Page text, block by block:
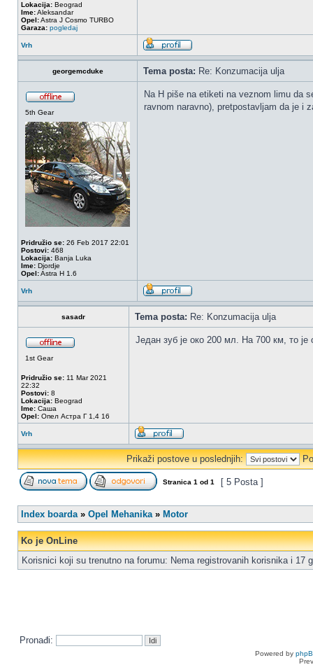
Lokacija: Beograd
Ime:Aleksandar
Opel:Astra J Cosmo TURBO
Garaza: pogledaj
Vrh
georgemcduke Tema posta: Re: Konzumacija ulja
5th Gear
Pridružio se: 26 Feb 2017 22:01
Postovi: 468
Lokacija: Banja Luka
Ime: Djordje
Opel:Astra H 1.6
Na H piše na etiketi na veznom limu da
ravnom naravno), pretpostavljam da je i
Vrh
sasadr Tema posta: Re: Konzumacija ulja
1st Gear
Pridružio se: 11 Mar 2021
22:32
Postovi: 8
Lokacija: Beograd
Ime: Саша
Opel: Опел Астра Г 1,4 16
Један зуб је око 200 мл. На 700 км, то је
Vrh
Prikaži postove u poslednjih:
Stranica 1 od 1 [ 5 Posta ]
Index boarda» Opel Mehanika» Motor
Ko je OnLine
Korisnici koji su trenutno na forumu: Nema registrovanih korisnika i 17
Pronađi:
Powered by